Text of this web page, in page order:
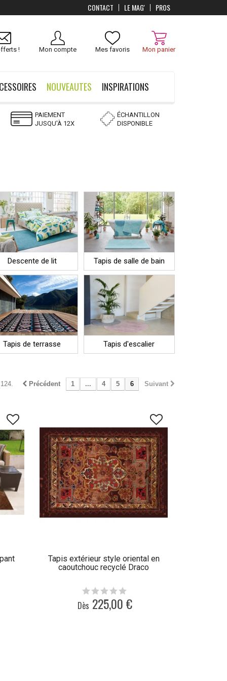
Mon panier
Mes favoris
Mon compte
!
NOUVEAUTES INSPIRATIONS
PAIEMENT
JUSQU'À 12X
ÉCHANTILLON
DISPONIBLE
Descente de lit Tapis de salle de bain
Tapis de terrasse Tapis d'escalier
Précédent 1 ... 4 5 6 Suivant
Tapis extérieur style oriental en
caoutchouc recyclé Draco
Dès 225,00 €
PROS
LE MAG'
CONTACT